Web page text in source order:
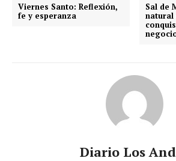
Viernes Santo: Reflexión,
fe y esperanza
Sal de
natural
Diario Los